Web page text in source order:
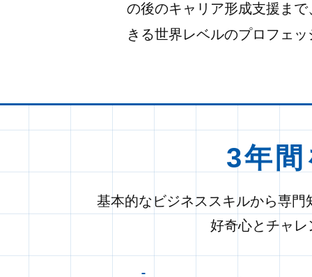
の後のキャリア形成支援ま
きる世界レベルのプロフェ
3年
基本的なビジネススキルから専
好奇心とチャ